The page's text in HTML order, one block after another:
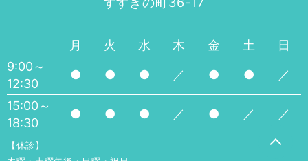
月 火 水 木 金 土
日
9:00～
12:30
● ● ● ／ ● ● ／
15:00～
18:30
● ● ● ／ ● ／ ／
【休診】